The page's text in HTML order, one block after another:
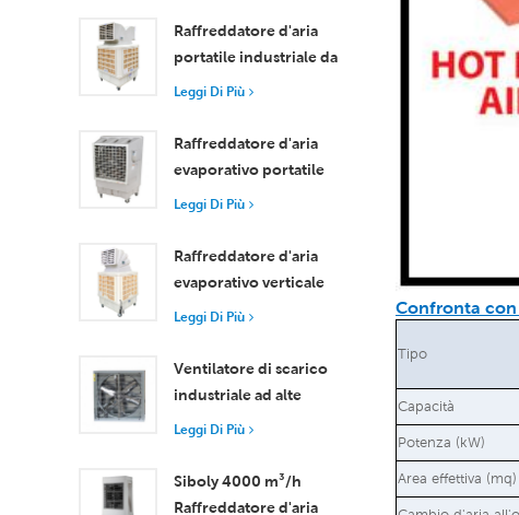
Raffreddatore d'aria
portatile industriale da
18000 m³/h con
raffreddamento di
grandi spazi
Leggi Di Più
Raffreddatore d'aria
evaporativo portatile
ad alta efficienza da
telecomando
Leggi Di Più
Raffreddatore d'aria
evaporativo verticale
con ruote e
d'aria 18000 m³/h
Leggi Di Più
Ventilatore di scarico
industriale ad alte
prestazioni con flusso
per una ventilazione
superiore
Leggi Di Più
Siboly 4000 m³/h
Raffreddatore d'aria
Confronta
Tipo
Capacità
Potenza (kW)
Area effettiva (mq)